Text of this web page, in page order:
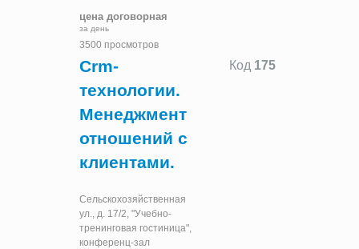
цена договорная
за день
3500 просмотров
Код 175
Crm-
технологии.
Менеджмент
отношений с
клиентами.
Сельскохозяйственная
ул., д. 17/2, "Учебно-
тренинговая гостиница",
конференц-зал